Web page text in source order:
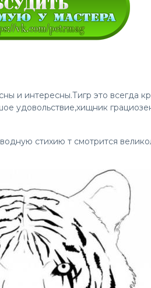
и интересны.Тигр это всегда
удовольствие,хищник
стихию т смотрится